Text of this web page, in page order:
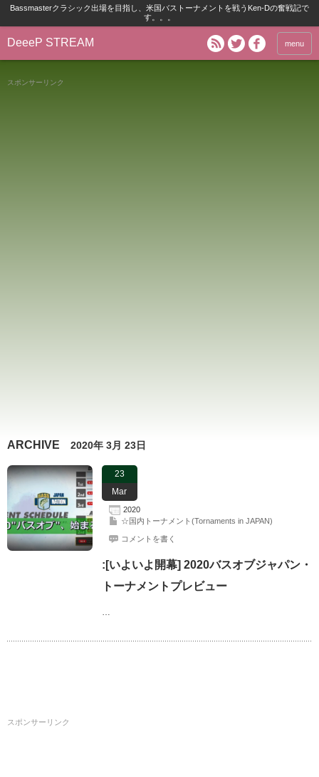
Bassmasterクラシック出場を目指し、米国バストーナメントを戦うKen-Dの奮戦記で
す。。。
DeeeP STREAM menu
スポンサーリンク
ARCHIVE 2020年 3月 23日
23
Mar
2020
☆国内トーナメント(Tornaments in JAPAN)
コメントを書く
:[いよいよ開幕] 2020バスオブジャパン・
トーナメントプレビュー
…
スポンサーリンク